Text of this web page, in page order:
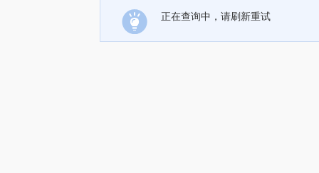
正在查询中，请刷新重试